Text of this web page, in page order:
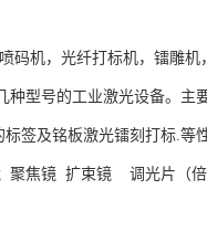
机，光纤打标机，镭雕机
种型号的工业激光设备。主
签及铭板激光镭刻打标.等
焦镜 扩束镜 调光片（倍